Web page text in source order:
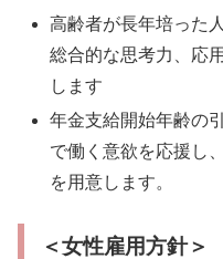
高齢者が長年培った
総合的な思考力、応
します
年金支給開始年齢の
で働く意欲を応援し
を用意します。
＜女性雇用方針＞